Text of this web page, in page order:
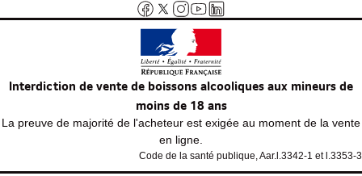
Interdiction de vente de boissons alcooliques aux mineurs de
moins de 18 ans
La preuve de majorité de l'acheteur est exigée au moment de la vente
en ligne.
Code de la santé publique, Aar.l.3342-1 et l.3353-3